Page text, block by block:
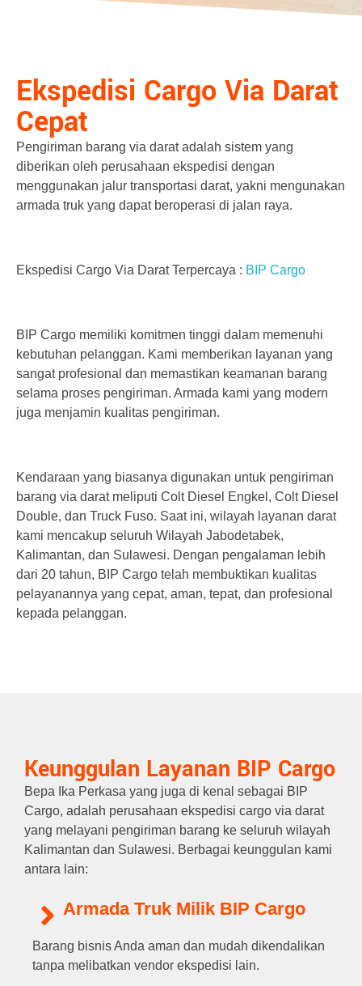
Ekspedisi Cargo Via Darat
Cepat
Pengiriman barang via darat adalah sistem yang
diberikan oleh perusahaan ekspedisi dengan
menggunakan jalur transportasi darat, yakni mengunakan
armada truk yang dapat beroperasi di jalan raya.
Ekspedisi Cargo Via Darat Terpercaya : BIP Cargo
BIP Cargo memiliki komitmen tinggi dalam memenuhi
kebutuhan pelanggan. Kami memberikan layanan yang
sangat profesional dan memastikan keamanan barang
selama proses pengiriman. Armada kami yang modern
juga menjamin kualitas pengiriman.
Kendaraan yang biasanya digunakan untuk pengiriman
barang via darat meliputi Colt Diesel Engkel, Colt Diesel
Double, dan Truck Fuso. Saat ini, wilayah layanan darat
kami mencakup seluruh Wilayah Jabodetabek,
Kalimantan, dan Sulawesi. Dengan pengalaman lebih
dari 20 tahun, BIP Cargo telah membuktikan kualitas
pelayanannya yang cepat, aman, tepat, dan profesional
kepada pelanggan.
Keunggulan Layanan BIP Cargo
Bepa Ika Perkasa yang juga di kenal sebagai BIP
Cargo, adalah perusahaan ekspedisi cargo via darat
yang melayani pengiriman barang ke seluruh wilayah
Kalimantan dan Sulawesi. Berbagai keunggulan kami
antara lain:
Armada Truk Milik BIP Cargo
Barang bisnis Anda aman dan mudah dikendalikan
tanpa melibatkan vendor ekspedisi lain.